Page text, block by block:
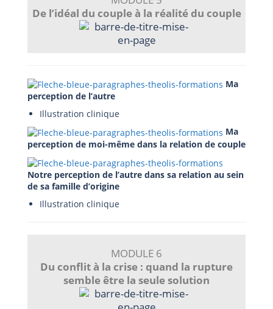
De l’idéal du couple à la réalité du couple
Ma
perception de l’autre
Illustration clinique
Ma
perception de moi-même dans la relation de couple
Notre perception de l’autre dans sa relation au sein
de sa famille d’origine
Illustration clinique
MODULE 6
Du conflit à la crise : quand la rupture
semble être la seule solution